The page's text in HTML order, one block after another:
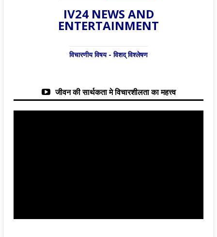
IV24 NEWS AND
ENTERTAINMENT
विचारणीय विषय - विशद् विश्लेषण
जीवन की सार्थकता मे विचारशीलता का महत्त्व